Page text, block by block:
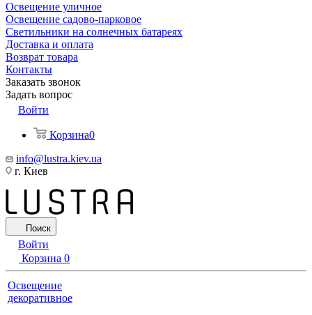
Освещение уличное
Освещение садово-парковое
Светильники на солнечных батареях
Доставка и оплата
Возврат товара
Контакты
Заказать звонок
Задать вопрос
Войти
Корзина0
info@lustra.kiev.ua
г. Киев
Поиск
Войти
Корзина 0
Освещение
декоративное